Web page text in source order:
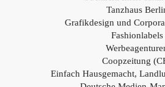
Tanzhaus
Grafikdesign und
Fashionlabels
Coopzeitung
Einfach Hausgemacht,